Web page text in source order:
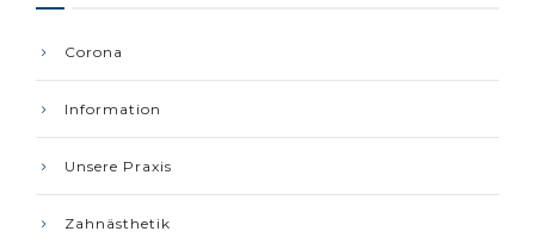
Corona
Information
Unsere Praxis
Zahnästhetik